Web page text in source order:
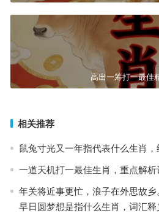
高出一筹打一最佳
相关推荐
鼠兔寸光又一年指代表什么生肖
一道天机打一最佳生肖，重点解析
年关将近事更忙，浪子在外思故
早日圆梦想是指什么生肖，词汇